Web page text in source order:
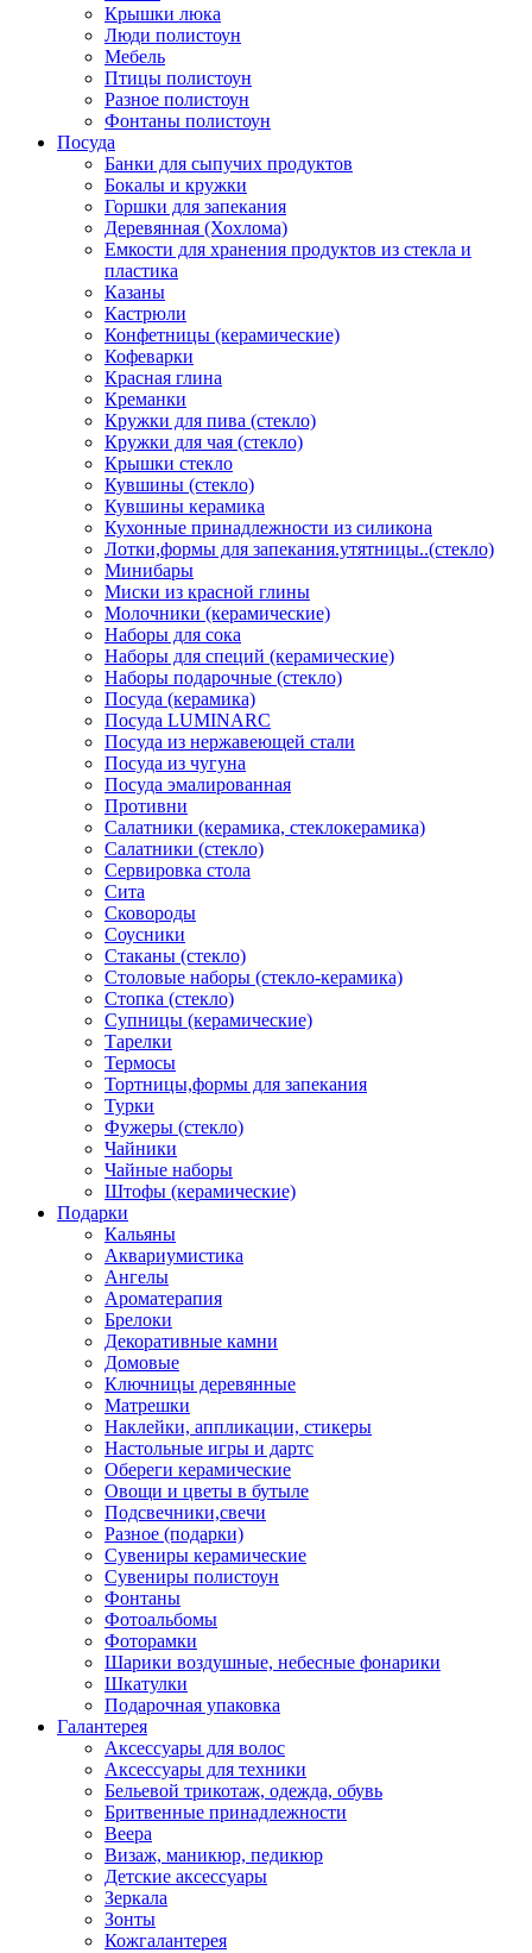
Крышки люка
Люди полистоун
Мебель
Птицы полистоун
Разное полистоун
Фонтаны полистоун
Посуда
Банки для сыпучих продуктов
Бокалы и кружки
Горшки для запекания
Деревянная (Хохлома)
Емкости для хранения продуктов из стекла и
пластика
Казаны
Кастрюли
Конфетницы (керамические)
Кофеварки
Красная глина
Креманки
Кружки для пива (стекло)
Кружки для чая (стекло)
Крышки стекло
Кувшины (стекло)
Кувшины керамика
Кухонные принадлежности из силикона
Лотки,формы для запекания.утятницы..(стекло)
Минибары
Миски из красной глины
Молочники (керамические)
Наборы для сока
Наборы для специй (керамические)
Наборы подарочные (стекло)
Посуда (керамика)
Посуда LUMINARC
Посуда из нержавеющей стали
Посуда из чугуна
Посуда эмалированная
Противни
Салатники (керамика, стеклокерамика)
Салатники (стекло)
Сервировка стола
Сита
Сковороды
Соусники
Стаканы (стекло)
Столовые наборы (стекло-керамика)
Стопка (стекло)
Супницы (керамические)
Тарелки
Термосы
Тортницы,формы для запекания
Турки
Фужеры (стекло)
Чайники
Чайные наборы
Штофы (керамические)
Подарки
Кальяны
Аквариумистика
Ангелы
Ароматерапия
Брелоки
Декоративные камни
Домовые
Ключницы деревянные
Матрешки
Наклейки, аппликации, стикеры
Настольные игры и дартс
Обереги керамические
Овощи и цветы в бутыле
Подсвечники,свечи
Разное (подарки)
Сувениры керамические
Сувениры полистоун
Фонтаны
Фотоальбомы
Фоторамки
Шарики воздушные, небесные фонарики
Шкатулки
Подарочная упаковка
Галантерея
Аксессуары для волос
Аксессуары для техники
Бельевой трикотаж, одежда, обувь
Бритвенные принадлежности
Веера
Визаж, маникюр, педикюр
Детские аксессуары
Зеркала
Зонты
Кожгалантерея